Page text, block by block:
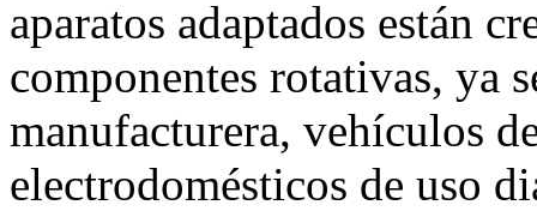
aparatos adaptados están
componentes rotativas, ya
manufacturera, vehículos
electrodomésticos de uso